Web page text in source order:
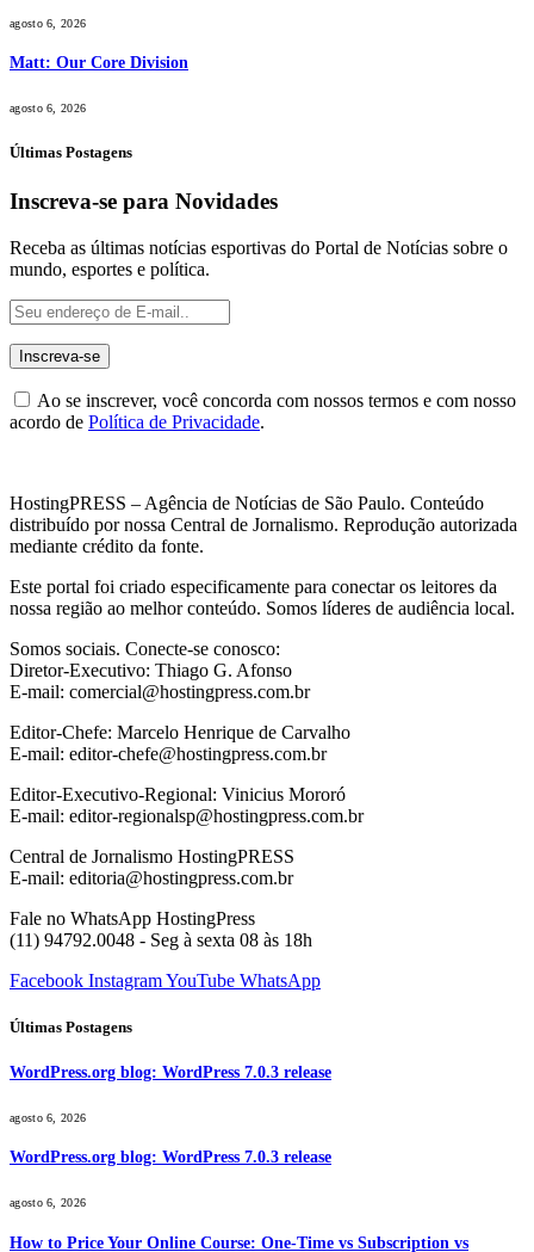
agosto 6, 2026
Matt: Our Core Division
agosto 6, 2026
Últimas Postagens
Inscreva-se para Novidades
Receba as últimas notícias esportivas do Portal de Notícias sobre o
mundo, esportes e política.
Ao se inscrever, você concorda com nossos termos e com nosso
acordo de Política de Privacidade.
HostingPRESS – Agência de Notícias de São Paulo. Conteúdo
distribuído por nossa Central de Jornalismo. Reprodução autorizada
mediante crédito da fonte.
Este portal foi criado especificamente para conectar os leitores da
nossa região ao melhor conteúdo. Somos líderes de audiência local.
Somos sociais. Conecte-se conosco:
Diretor-Executivo: Thiago G. Afonso
E-mail: comercial@hostingpress.com.br
Editor-Chefe: Marcelo Henrique de Carvalho
E-mail: editor-chefe@hostingpress.com.br
Editor-Executivo-Regional: Vinicius Mororó
E-mail: editor-regionalsp@hostingpress.com.br
Central de Jornalismo HostingPRESS
E-mail: editoria@hostingpress.com.br
Fale no WhatsApp HostingPress
(11) 94792.0048 - Seg à sexta 08 às 18h
Facebook InstagramYouTube WhatsApp
Últimas Postagens
WordPress.org blog: WordPress 7.0.3 release
agosto 6, 2026
WordPress.org blog: WordPress 7.0.3 release
agosto 6, 2026
How to Price Your Online Course: One-Time vs Subscription vs